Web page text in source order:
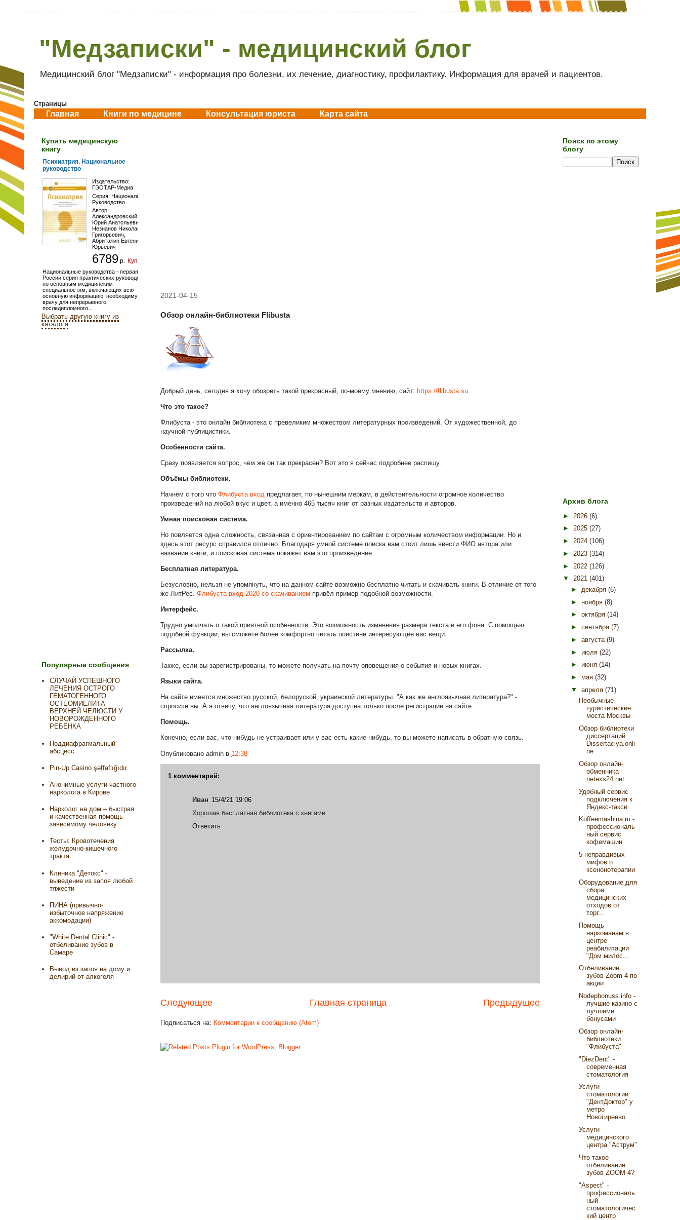
"Медзаписки" - медицинский блог
Медицинский блог "Медзаписки" - информация про болезни, их лечение, диагностику, профилактику. Информация для врачей и пациентов.
Страницы
Главная Книги по медицине Консультация юриста Карта сайта
2021-04-15
Обзор онлайн-библиотеки Flibusta
Добрый день, сегодня я хочу обозреть такой прекрасный, по-моему мнению, сайт: https://flibusta.su.
Что это такое?
Флибуста - это онлайн библиотека с превеликим множеством литературных произведений. От художественной, до
научной публицистики.
Особенности сайта.
Сразу появляется вопрос, чем же он так прекрасен? Вот это я сейчас подробнее распишу.
Объёмы библиотеки.
Начнём с того что Флибуста вход предлагает, по нынешним меркам, в действительности огромное количество
произведений на любой вкус и цвет, а именно 465 тысяч книг от разных издательств и авторов.
Умная поисковая система.
Но повляется одна сложность, связанная с ориентированием по сайтам с огромным количеством информации. Но и
здесь этот ресурс справился отлично. Благодаря умной системе поиска вам стоит лишь ввести ФИО автора или
название книги, и поисковая система покажет вам это произведение.
Бесплатная литература.
Безусловно, нельзя не упомянуть, что на данном сайте возможно бесплатно читать и скачивать книги. В отличие от того
же ЛитРес. Флибуста вход 2020 со скачиванием привёл пример подобной возможности.
Интерфейс.
Трудно умолчать о такой приятной особенности. Это возможность изменения размера текста и его фона. С помощью
подобной функции, вы сможете более комфортно читать поистине интересующие вас вещи.
Рассылка.
Также, если вы зарегистрированы, то можете получать на почту оповещения о события и новых книгах.
Языки сайта.
На сайте имеется множество русской, белоруской, украинской литературы. "А как же англоязычная литература?" -
спросите вы. А я отвечу, что англоязычная литература доступна только после регистрации на сайте.
Помощь.
Конечно, если вас, что-нибудь не устраивает или у вас есть какие-нибудь, то вы можете написать в обратную связь.
Опубликовано admin в 12:38
1 комментарий:
Иван 15/4/21 19:06
Хорошая бесплатная библиотека с книгами
Ответить
Следующее Предыдущее
Главная страница
Подписаться на: Комментарии к сообщению (Atom)
Купить медицинскую
книгу
Психиатрия. Национальное
руководство
Издательство:
ГЭОТАР-Медиа
Серия: Национальное
Руководство
Автор:
Александровский
Юрий Анатольевич
Незнанов Николай
Григорьевич
Абриталин Евгений
Юрьевич
6789 р. Купить
Национальные руководства - первая в
России серия практических руководств
по основным медицинским
специальностям, включающих всю
основную информацию, необходимую
врачу для непрерывного
последипломного...
Выбрать другую книгу из
каталога
Популярные сообщения
СЛУЧАЙ УСПЕШНОГО
ЛЕЧЕНИЯ ОСТРОГО
ГЕМАТОГЕННОГО
ОСТЕОМИЕЛИТА
ВЕРХНЕЙ ЧЕЛЮСТИ У
НОВОРОЖДЕННОГО
РЕБЁНКА
Поддиафрагмальный
абсцесс
Pin-Up Casino şəffaflığıdır.
Анонимные услуги частного
нарколога в Кирове
Нарколог на дом – быстрая
и качественная помощь
зависимому человеку
Тесты: Кровотечения
желудочно-кишечного
тракта
Клиника "Детокс" -
выведение из запоя любой
тяжести
ПИНА (привычно-
избыточное напряжение
аккомодации)
"White Dental Clinic" -
отбеливание зубов в
Самаре
Вывод из запоя на дому и
делирий от алкоголя
Поиск по этому
блогу
Архив блога
► 2026 (6)
► 2025 (27)
► 2024 (106)
► 2023 (314)
► 2022 (126)
▼ 2021 (401)
► декабря (6)
► ноября (8)
► октября (14)
► сентября (7)
► августа (9)
► июля (22)
► июня (14)
► мая (32)
▼ апреля (71)
Необычные
туристические
места Москвы
Обзор библиотеки
диссертаций
Dissertaciya.onli
ne
Обзор онлайн-
обменника
ņetexs24.net
Удобный сервис
подключения к
Яндекс-такси
Koffeemashina.ru -
профессиональ
ный сервис
кофемашин
5 неправдивых
мифов о
ксенонотерапии
Оборудование для
сбора
медицинских
отходов от
торг...
Помощь
наркоманам в
центре
реабилитации
"Дом милос...
Отбеливание
зубов Zoom 4 по
акции
Nodepbonuss.info -
лучшие казино с
лучшими
бонусами
Обзор онлайн-
библиотеки
"Флибуста"
"DiezDent" -
современная
стоматология
Услуги
стоматологии
"ДентДоктор" у
метро
Новогиреево
Услуги
медицинского
центра "Аструм"
Что такое
отбеливание
зубов ZOOM 4?
"Aspect" -
профессиональ
ный
стоматологичес
кий центр